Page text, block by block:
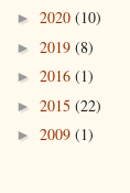
► 2020 (10)
► 2019 (8)
► 2016 (1)
► 2015 (22)
► 2009 (1)